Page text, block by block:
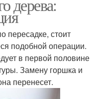
Комнатные цвета
дерева:
пересадке, стоит
подобной операции.
в первой половине
Замену горшка и
перенесет.